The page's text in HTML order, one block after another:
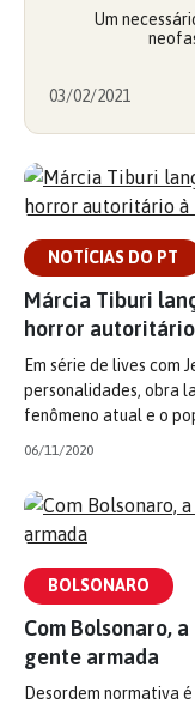
Um
03/02/2021
NOTÍCIAS DO PT
Márcia Tiburi
horror
Em série de lives com
personalidades, obra
fenômeno atual e o
06/11/2020
BOLSONARO
Com Bolsonaro,
gente armada
Desordem normativa